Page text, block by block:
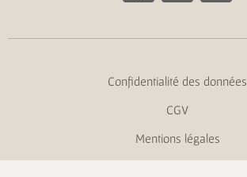
Confidentialité des données
CGV
Mentions légales